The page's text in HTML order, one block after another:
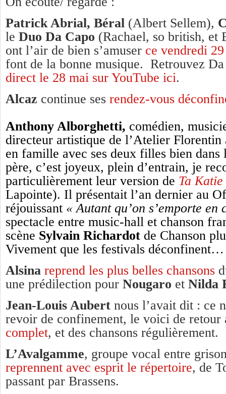
Patrick Abrial, Béral (Albert Sellem),
le Duo Da Capo (Rachael, so british, et
ont l’air de bien s’amuser ce vendredi
font de la bonne musique. Retrouvez
direct le 28 mai sur YouTube ici.
Alcaz continue ses rendez-vous
Anthony Alborghetti, comédien,
directeur artistique de l’Atelier
en famille avec ses deux filles bien dans
père, c’est joyeux, plein d’entrain, je
particulièrement leur version de Ta
Lapointe). Il présentait l’an dernier au
réjouissant « Autant qu’on s’emporte en
spectacle entre music-hall et chanson
scène Sylvain Richardot de Chanson
Vivement que les festivals déconfinent…
Alsina reprend les plus belles chansons
une prédilection pour Nougaro et Nilda
Jean-Louis Aubert nous l’avait dit : ce
revoir de confinement, le voici de retour
complet, et des chansons régulièrement.
L’Avalgamme, groupe vocal entre
reprennent avec esprit le répertoire, de
passant par Brassens.